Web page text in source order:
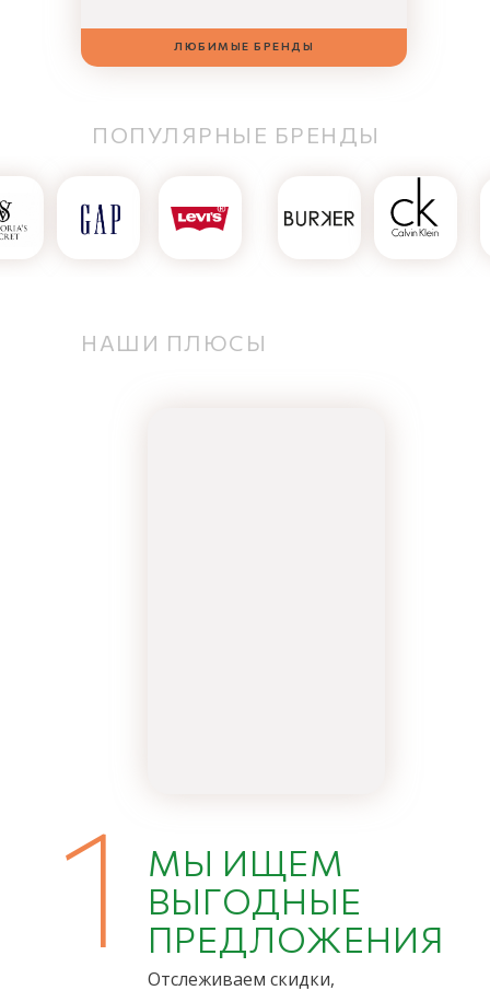
ЛЮБИМЫЕ БРЕНДЫ
ПОПУЛЯРНЫЕ БРЕНДЫ
НАШИ ПЛЮСЫ
МЫ ИЩЕМ
ВЫГОДНЫЕ
ПРЕДЛОЖЕНИЯ
1
Отслеживаем скидки,